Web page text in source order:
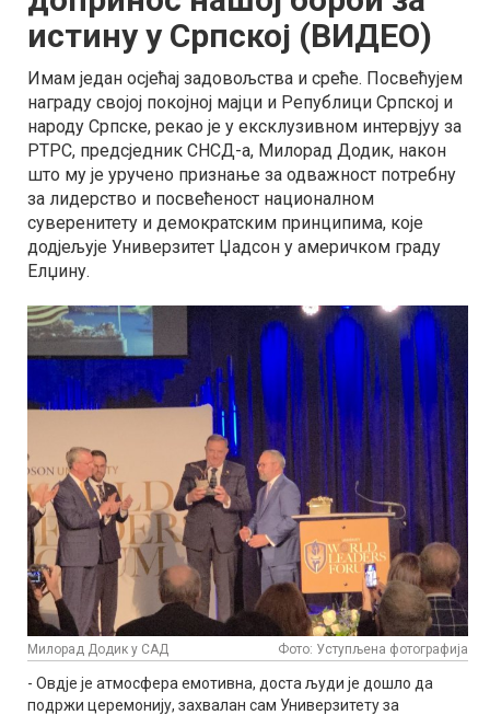
истину у Српској (ВИДЕО)
Имам један осјећај задовољства и среће. Посвећујем
награду својој покојној мајци и Републици Српској и
народу Српске, рекао је у ексклузивном интервјуу за
РТРС, предсједник СНСД-а, Милорад Додик, након
што му је уручено признање за одважност потребну
за лидерство и посвећеност националном
суверенитету и демократским принципима, које
додјељује Универзитет Џадсон у америчком граду
Елџину.
Милорад Додик у САД Фото: Уступљена фотографија
- Овдје је атмосфера емотивна, доста људи је дошло да
подржи церемонију, захвалан сам Универзитету за